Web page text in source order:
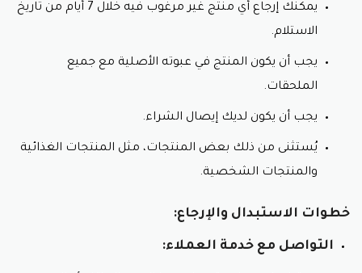
يمكنك إرجاع أي منتج غير مرغوب فيه خلال 7 أيام من تاريخ
الاستلام.
يجب أن يكون المنتج في عبوته الأصلية مع جميع
الملحقات.
يجب أن يكون لديك إيصال الشراء.
يُستثنى من ذلك بعض المنتجات، مثل المنتجات الغذائية
والمنتجات الشخصية.
خطوات الاستبدال والإرجاع:
التواصل مع خدمة العملاء: